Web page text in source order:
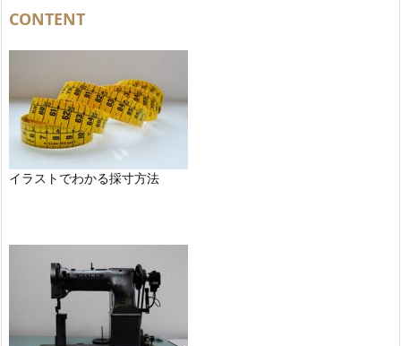
CONTENT
イラストでわかる採寸方法